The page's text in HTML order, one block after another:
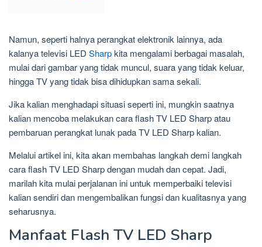
Namun, seperti halnya perangkat elektronik lainnya, ada
kalanya televisi LED Sharpkita mengalami berbagai masalah,
mulai dari gambar yang tidak muncul, suara yang tidak keluar,
hingga TV yang tidak bisa dihidupkan sama sekali.
Jika kalian menghadapi situasi seperti ini, mungkin saatnya
kalian mencoba melakukan cara flash TV LED Sharp atau
pembaruan perangkat lunak pada TV LED Sharp kalian.
Melalui artikel ini, kita akan membahas langkah demi langkah
cara flash TV LED Sharp dengan mudah dan cepat. Jadi,
marilah kita mulai perjalanan ini untuk memperbaiki televisi
kalian sendiri dan mengembalikan fungsi dan kualitasnya yang
seharusnya.
Manfaat Flash TV LED Sharp